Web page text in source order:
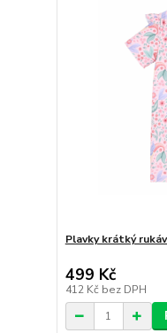
Plavky krátký
499 Kč
412 Kč bez DPH